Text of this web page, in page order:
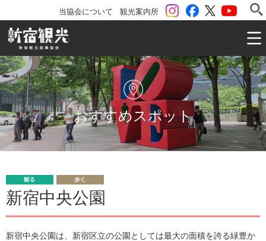
ツイッター
Facebook
instagram
観光案内所
当協会について
一般社団法人 新宿観光振興協会 Shinjuku
おすすめスポット
る
く
新宿中央公園
新宿中央公園は、新宿区立の公園としては最大の面積を誇る緑豊か